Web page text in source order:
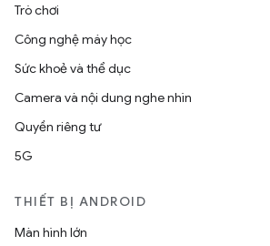
Trò chơi
Công nghệ máy học
Sức khoẻ và thể dục
Camera và nội dung nghe nhìn
Quyền riêng tư
5G
THIẾT BỊ ANDROID
Màn hình lớn